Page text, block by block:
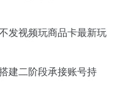
发视频玩商品卡最新玩
建二阶段承接账号持